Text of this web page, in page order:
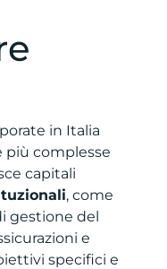
in Italia
più complesse
capitali
, come
gestione del
e
specifici e